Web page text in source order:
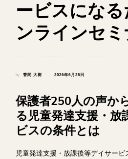
ービスにな
ンラインセ
by 菅間 大樹 2026年6月25日
保護者250人の声か
る児童発達支援・放
ビスの条件とは
児童発達支援・放課後等デイサー